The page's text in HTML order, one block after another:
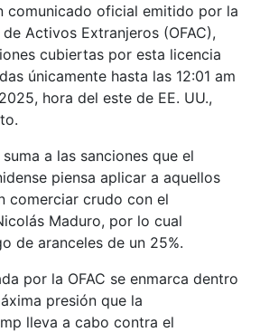
comunicado oficial emitido por la
Activos Extranjeros (OFAC),
cubiertas por esta licencia
únicamente hasta las 12:01 am
hora del este de EE. UU.,
a las sanciones que el
piensa aplicar a aquellos
comerciar crudo con el
Maduro, por lo cual
de aranceles de un 25%.
por la OFAC se enmarca dentro
presión que la
lleva a cabo contra el